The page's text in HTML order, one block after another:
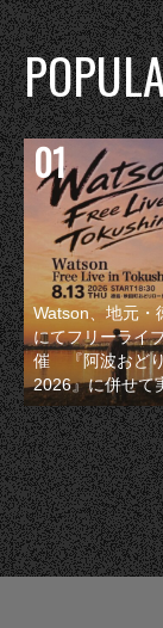
Watson、地元・
にてフリーライ
催 『阿波おど
2026』に併せて